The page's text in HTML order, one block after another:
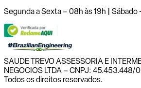
Segunda a Sexta – 08h às 19h | Sábado
SAUDE TREVO ASSESSORIA E
NEGOCIOS LTDA – CNPJ: 45.453.448/
Todos os direitos reservados.